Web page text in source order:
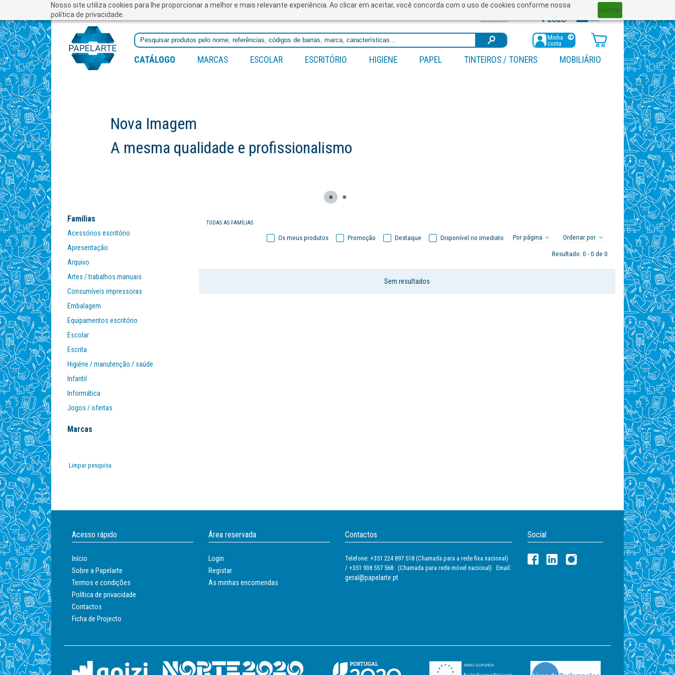
Nosso site utiliza cookies para lhe proporcionar a melhor e mais relevante experiência. Ao clicar em aceitar, você concorda com o uso de cookies conforme nossa
política de privacidade.
Aceitar
Minha
conta
CATÁLOGO MARCAS ESCOLAR ESCRITÓRIO HIGIENE PAPEL TINTEIROS / TONERS MOBILIÁRIO
Nova Imagem
A mesma qualidade e profissionalismo
● ●
Famílias
Acessórios escritório
Apresentação
Arquivo
Artes / trabalhos manuais
Consumíveis impressoras
Embalagem
Equipamentos escritório
Escolar
Escrita
Higiéne / manutenção / saúde
Infantil
Informática
Jogos / ofertas
Papelarte
Marcas
Limpar pesquisa
TODAS AS FAMÍLIAS
Disponível no imediato
Destaque
Promoção
Os meus produtos
Resultado: 0 - 0 de 0
Sem resultados
Acesso rápido
Início
Sobre a Papelarte
Termos e condições
Política de privacidade
Contactos
Ficha de Projecto
Área reservada
Login
Registar
As minhas encomendas
Contactos
Telefone: +351 224 897 518 (Chamada para a rede fixa nacional)
/ +351 938 557 568 (Chamada para rede móvel nacional) Email:
geral@papelarte.pt
Social